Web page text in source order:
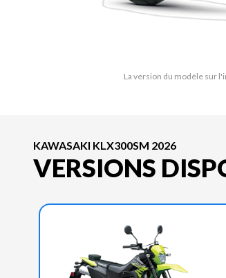
La version du modèle sur
KAWASAKI KLX300SM 2026
VERSIONS